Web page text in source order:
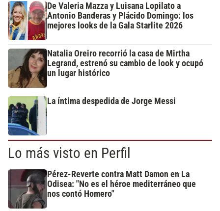
De Valeria Mazza y Luisana Lopilato a
Antonio Banderas y Plácido Domingo: los
mejores looks de la Gala Starlite 2026
Natalia Oreiro recorrió la casa de Mirtha
Legrand, estrenó su cambio de look y ocupó
un lugar histórico
La íntima despedida de Jorge Messi
Lo más visto en Perfil
Pérez-Reverte contra Matt Damon en La
Odisea: "No es el héroe mediterráneo que
nos contó Homero"